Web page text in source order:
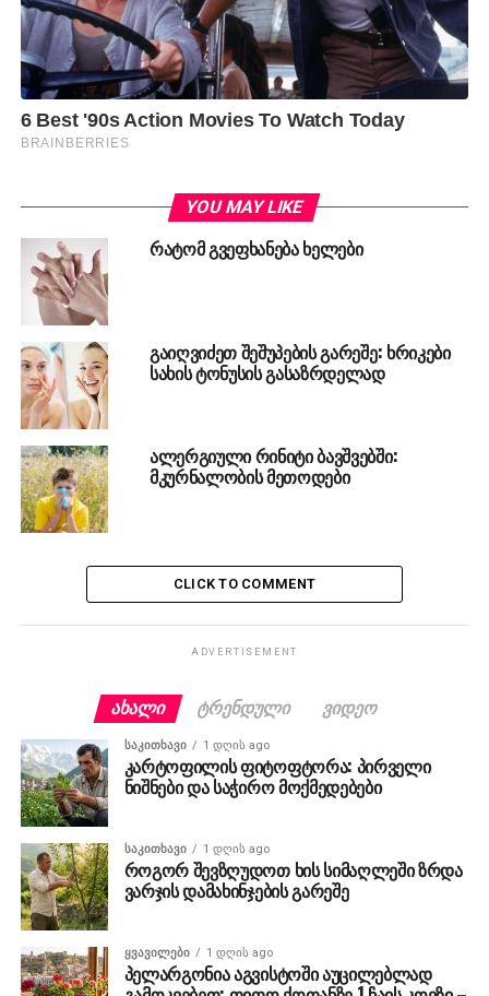
YOU MAY LIKE
რატომ გვეფხანება ხელები
გაიღვიძეთ შეშუპების გარეშე: ხრიკები
სახის ტონუსის გასაზრდელად
ალერგიული რინიტი ბავშვებში:
მკურნალობის მეთოდები
CLICK TO COMMENT
ADVERTISEMENT
ᲐᲮᲐᲚᲘ ᲢᲠᲔᲜᲓᲣᲚᲘ ᲕᲘᲓᲔᲝ
ᲡᲐᲙᲘᲗᲮᲐᲕᲘ 1 დღის ago
კარტოფილის ფიტოფტორა: პირველი
ნიშნები და საჭირო მოქმედებები
ᲡᲐᲙᲘᲗᲮᲐᲕᲘ 1 დღის ago
როგორ შევზღუდოთ ხის სიმაღლეში ზრდა
ვარჯის დამახინჯების გარეშე
ᲧᲕᲐᲕᲘᲚᲔᲑᲘ 1 დღის ago
პელარგონია აგვისტოში აუცილებლად